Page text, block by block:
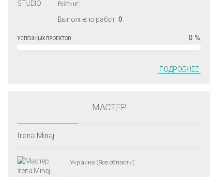
Рейтинг:
Выполнено работ: 0
0 %
УСПЕШНЫХ ПРОЕКТОВ
ПОДРОБНЕЕ
МАСТЕР
Irena Minaj
Украина (Все области)